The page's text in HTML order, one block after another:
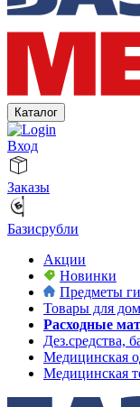
Каталог
Вход
Заказы
Базисрубли
Акции
Новинки
Предметы
Товары для
Расходные
Дез.средства,
Медицинская
Медицинская